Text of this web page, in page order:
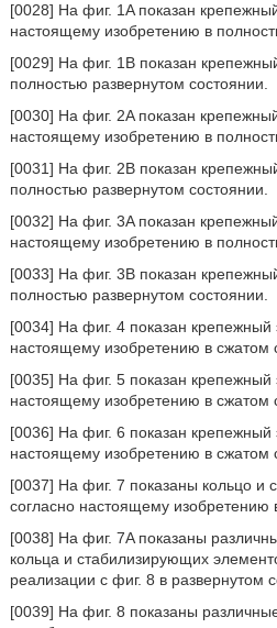
[0028] На фиг. 1A показан
настоящему изобретению в
[0029] На фиг. 1B показан
полностью развернутом состоянии.
[0030] На фиг. 2A показан
настоящему изобретению в
[0031] На фиг. 2B показан
полностью развернутом состоянии.
[0032] На фиг. 3A показан
настоящему изобретению в
[0033] На фиг. 3B показан
полностью развернутом состоянии.
[0034] На фиг. 4 показан крепежный
настоящему изобретению в сжатом
[0035] На фиг. 5 показан крепежный
настоящему изобретению в сжатом
[0036] На фиг. 6 показан крепежный
настоящему изобретению в сжатом
[0037] На фиг. 7 показаны кольцо и
согласно настоящему изобретению
[0038] На фиг. 7A показаны
кольца и стабилизирующих
реализации с фиг. 8 в развернутом
[0039] На фиг. 8 показаны